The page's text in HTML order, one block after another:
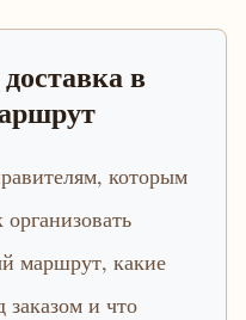
в
которым
маршрут, какие
заказом и что